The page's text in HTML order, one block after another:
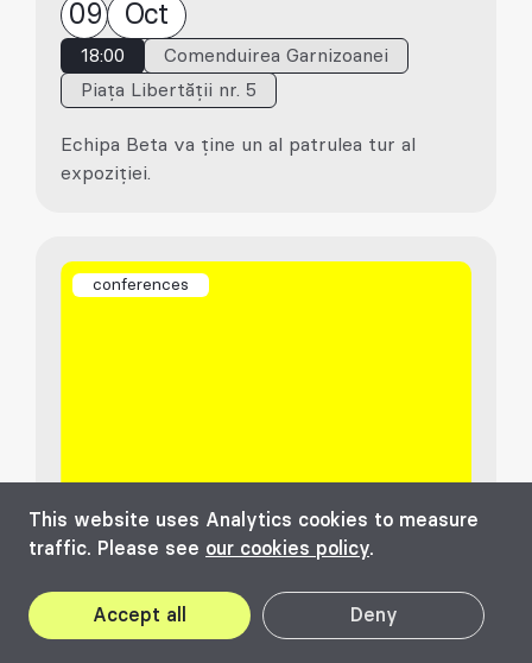
09 Oct
18:00
Comenduirea Garnizoanei
Piața Libertății nr. 5
Echipa Beta va ține un al patrulea tur al
expoziției.
conferences
Cover-urile ca sisteme climatice -
Dialog între Florencia Collo și
Alexandra Trofin
This website uses Analytics cookies to measure
traffic. Please see our cookies policy.
Accept all Deny